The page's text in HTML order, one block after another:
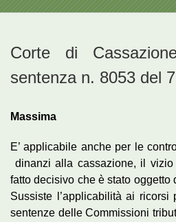
Corte di
sentenza n. 8053 del
Massima
E’ applicabile anche per le
dinanzi alla cassazione, il
fatto decisivo che è stato oggetto
Sussiste l’applicabilità ai ricorsi
sentenze delle Commissioni